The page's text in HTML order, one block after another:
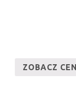
ZOBACZ